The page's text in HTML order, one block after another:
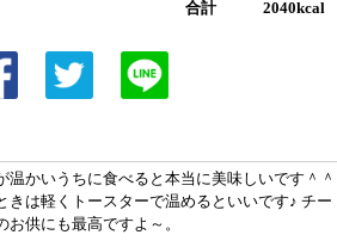
合計 2040kcal
温かいうちに食べると本当に美味しいです＾＾
きは軽くトースターで温めるといいです♪ チー
供にも最高ですよ～。